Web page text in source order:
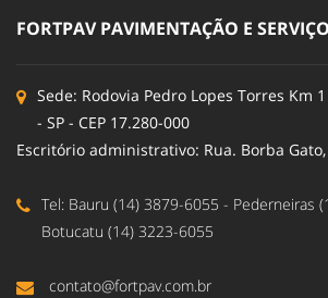
FORTPAV PAVIMENTAÇÃO E
Sede: Rodovia Pedro Lopes Torres Km
- SP - CEP 17.280-000
Escritório administrativo: Rua. Borba
Tel: Bauru (14) 3879-6055 - Pederneiras
Botucatu (14) 3223-6055
contato@fortpav.com.br